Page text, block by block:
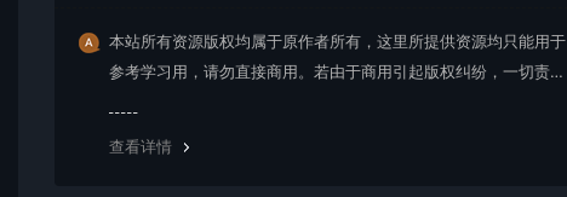
本站所有资源版权均属于原作者所有，这里所提供资源均只能用于
参考学习用，请勿直接商用。若由于商用引起版权纠纷，一切责任
查看详情